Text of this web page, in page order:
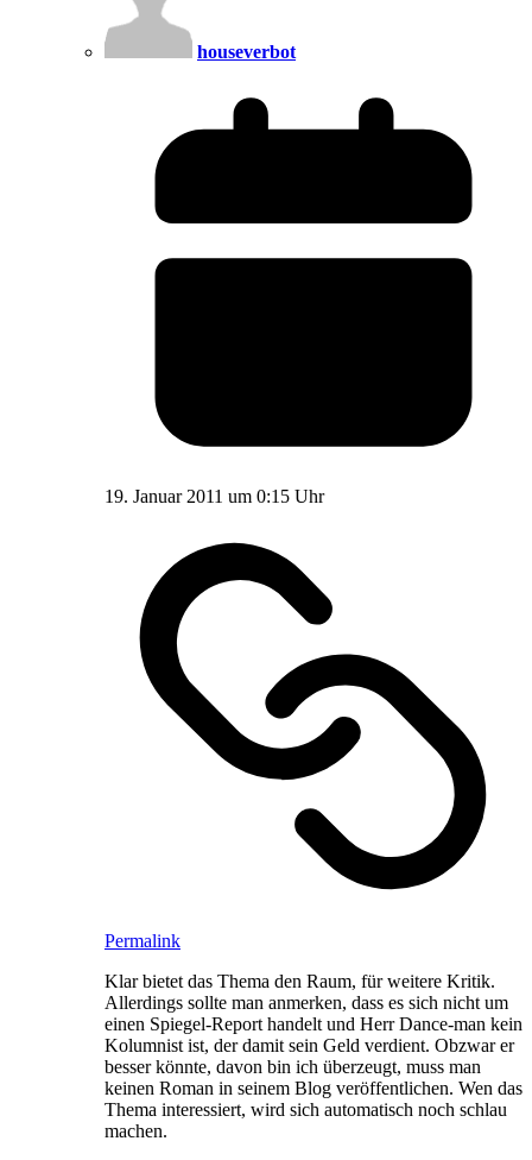
houseverbot
19. Januar 2011 um 0:15 Uhr
Permalink
Klar bietet das Thema den Raum, für weitere Kritik.
Allerdings sollte man anmerken, dass es sich nicht um
einen Spiegel-Report handelt und Herr Dance-man kein
Kolumnist ist, der damit sein Geld verdient. Obzwar er
besser könnte, davon bin ich überzeugt, muss man
keinen Roman in seinem Blog veröffentlichen. Wen das
Thema interessiert, wird sich automatisch noch schlau
machen.